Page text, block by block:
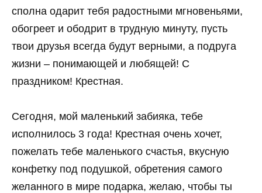
сполна одарит тебя радостными мгновеньями,
обогреет и ободрит в трудную минуту, пусть
твои друзья всегда будут верными, а подруга
жизни – понимающей и любящей! С
праздником! Крестная.
Сегодня, мой маленький забияка, тебе
исполнилось 3 года! Крестная очень хочет,
пожелать тебе маленького счастья, вкусную
конфетку под подушкой, обретения самого
желанного в мире подарка, желаю, чтобы ты